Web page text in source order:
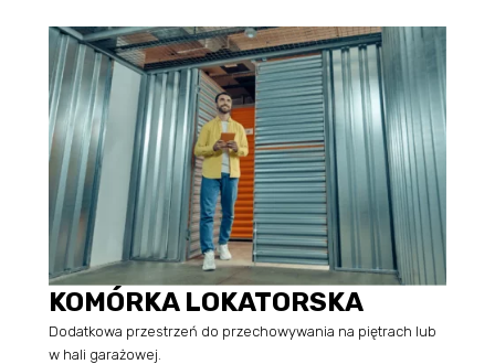
KOMÓRKA LOKATORSKA
Dodatkowa przestrzeń do przechowywania na piętrach lub
w hali garażowej.